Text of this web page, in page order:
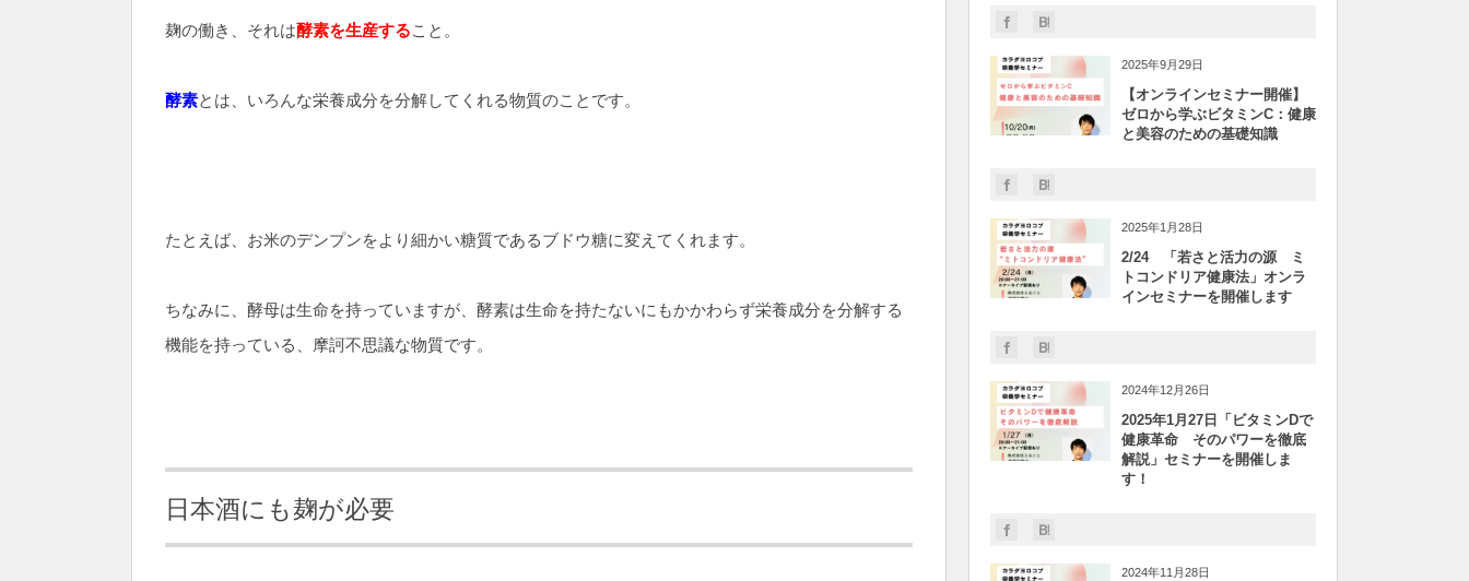
麹の働き、それは酵素を生産すること。
酵素とは、いろんな栄養成分を分解してくれる物質のことです。
たとえば、お米のデンプンをより細かい糖質であるブドウ糖に変えてくれます。
ちなみに、酵母は生命を持っていますが、酵素は生命を持たないにもかかわらず栄養成分を分解する
機能を持っている、摩訶不思議な物質です。
日本酒にも麹が必要
2025年9月29日
【オンラインセミナー開催】
ゼロから学ぶビタミンC：健康
と美容のための基礎知識
2025年1月28日
2/24 「若さと活力の源 ミ
トコンドリア健康法」オンラ
インセミナーを開催します
2024年12月26日
2025年1月27日「ビタミンDで
健康革命 そのパワーを徹底
解説」セミナーを開催しま
す！
2024年11月28日